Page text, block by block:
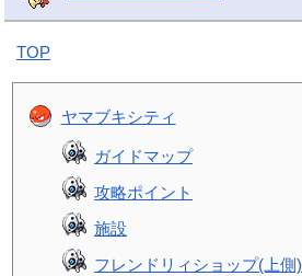
TOP
ヤマブキシティ
ガイドマップ
攻略ポイント
施設
フレンドリィショップ(上側)